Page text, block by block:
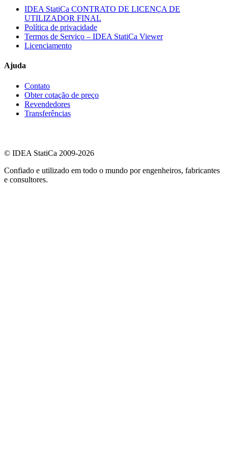
IDEA StatiCa CONTRATO DE LICENÇA DE
UTILIZADOR FINAL
Política de privacidade
Termos de Serviço – IDEA StatiCa Viewer
Licenciamento
Ajuda
Contato
Obter cotação de preço
Revendedores
Transferências
© IDEA StatiCa 2009-2026
Confiado e utilizado em todo o mundo por engenheiros, fabricantes
e consultores.